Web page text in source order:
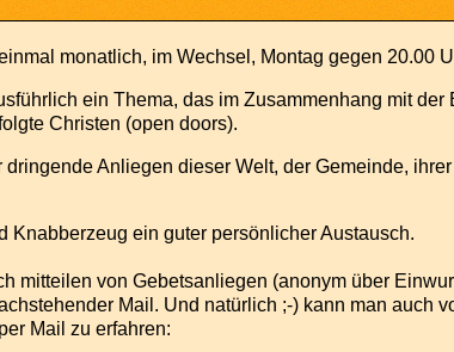
monatlich, im Wechsel, Montag gegen 20.00
ein Thema, das im Zusammenhang mit
Christen (open doors).
dringende Anliegen dieser Welt, der Gemeinde,
Knabberzeug ein guter persönlicher Austausch.
mitteilen von Gebetsanliegen (anonym über
Mail. Und natürlich ;-) kann man auch
Mail zu erfahren: